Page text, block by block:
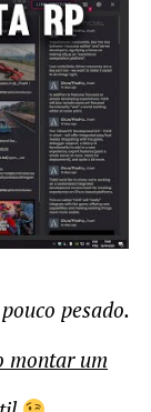
pesado.
montar um